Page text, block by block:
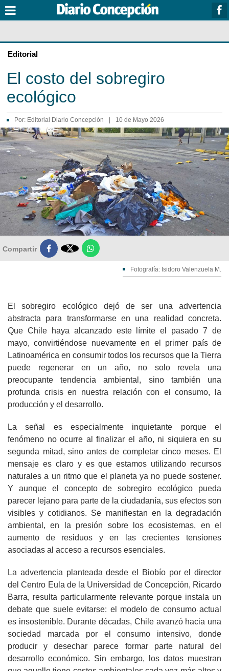
Editorial
El costo del sobregiro
ecológico
Por: Editorial Diario Concepción 10 de Mayo 2026
Compartir 
Fotografía: Isidoro Valenzuela M.
El sobregiro ecológico dejó de ser una advertencia
abstracta para transformarse en una realidad concreta.
Que Chile haya alcanzado este límite el pasado 7 de
mayo, convirtiéndose nuevamente en el primer país de
Latinoamérica en consumir todos los recursos que la Tierra
puede regenerar en un año, no solo revela una
preocupante tendencia ambiental, sino también una
profunda crisis en nuestra relación con el consumo, la
producción y el desarrollo.
La señal es especialmente inquietante porque el
fenómeno no ocurre al finalizar el año, ni siquiera en su
segunda mitad, sino antes de completar cinco meses. El
mensaje es claro y es que estamos utilizando recursos
naturales a un ritmo que el planeta ya no puede sostener.
Y aunque el concepto de sobregiro ecológico pueda
parecer lejano para parte de la ciudadanía, sus efectos son
visibles y cotidianos. Se manifiestan en la degradación
ambiental, en la presión sobre los ecosistemas, en el
aumento de residuos y en las crecientes tensiones
asociadas al acceso a recursos esenciales.
La advertencia planteada desde el Biobío por el director
del Centro Eula de la Universidad de Concepción, Ricardo
Barra, resulta particularmente relevante porque instala un
debate que suele evitarse: el modelo de consumo actual
es insostenible. Durante décadas, Chile avanzó hacia una
sociedad marcada por el consumo intensivo, donde
producir y desechar parece formar parte natural del
desarrollo económico. Sin embargo, los datos muestran